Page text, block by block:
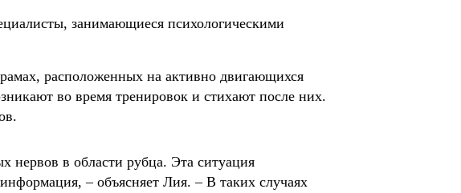
занимающиеся психологическими
расположенных на активно двигающихся
во время тренировок и стихают после них.
нервов в области рубца. Эта ситуация
– объясняет Лия. – В таких случаях